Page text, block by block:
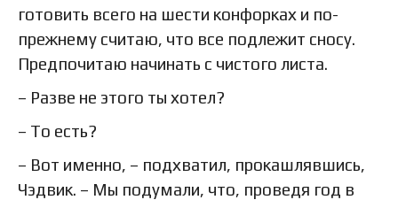
готовить всего на шести конфорках и по-
прежнему считаю, что все подлежит сносу.
Предпочитаю начинать с чистого листа.
– Разве не этого ты хотел?
– То есть?
– Вот именно, – подхватил, прокашлявшись,
Чэдвик. – Мы подумали, что, проведя год в